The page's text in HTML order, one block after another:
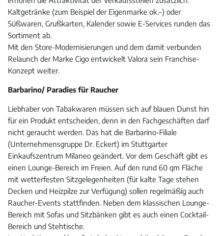
Kaltgetränke (zum Beispiel der Eigenmarke ok.–) oder
Süßwaren, Grußkarten, Kalender sowie E-Services runden das
Sortiment ab.
Mit den Store-Modernisierungen und dem damit verbunden
Relaunch der Marke Cigo entwickelt Valora sein Franchise-
Konzept weiter.
Barbarino/ Paradies für Raucher
Liebhaber von Tabakwaren müssen sich auf blauen Dunst hin
für ein Produkt entscheiden, denn in den Fachgeschäften darf
nicht geraucht werden. Das hat die Barbarino-Filiale
(Unternehmensgruppe Dr. Eckert) im Stuttgarter
Einkaufszentrum Milaneo geändert. Vor dem Geschäft gibt es
einen Lounge-Bereich im Freien. Auf den rund 60 qm Fläche
mit wetterfesten Sitzgelegenheiten (für kalte Tage stehen
Decken und Heizpilze zur Verfügung) sollen regelmäßig auch
Raucher-Events stattfinden. Neben dem klassischen Lounge-
Bereich mit Sofas und Sitzbänken gibt es auch einen Cocktail-
Bereich und Stehtische.